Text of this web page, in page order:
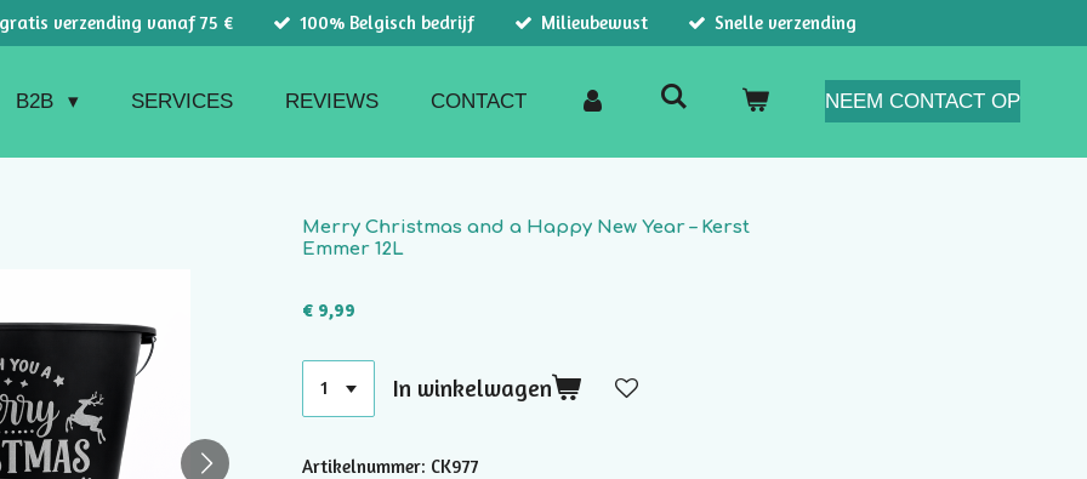
gratis verzending vanaf 75 € 100% Belgisch bedrijf Milieubewust Snelle verzending
B2B SERVICES REVIEWS CONTACT NEEM CONTACT OP
Merry Christmas and a Happy New Year – Kerst
Emmer 12L
€ 9,99
In winkelwagen
Artikelnummer: CK977